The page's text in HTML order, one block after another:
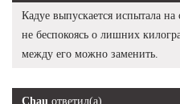
Кадуе выпускается испытала на
не беспокоясь о лишних
между его можно заменить.
Chau ответил(а)